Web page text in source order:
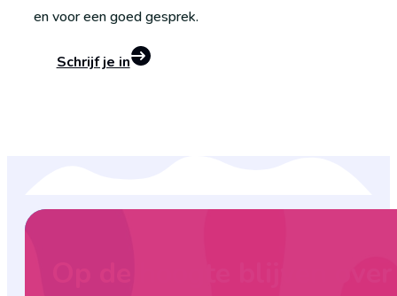
en voor een goed gesprek.
Schrijf je in